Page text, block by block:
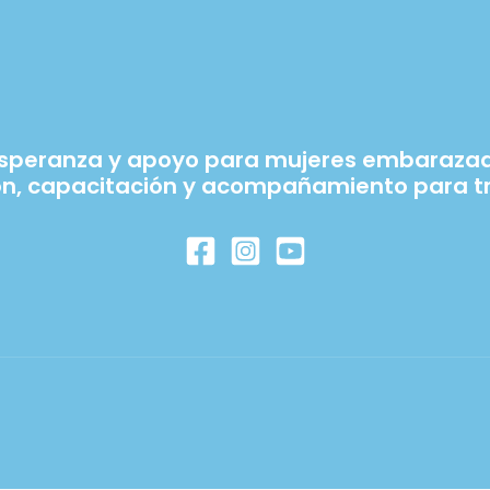
y apoyo para mujeres
capacitación y acompañamiento para